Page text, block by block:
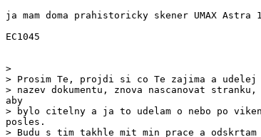
ja mam doma prahistoricky skener UMAX Astra
EC1045
>
> Prosim Te, projdi si co Te zajima a udelej
> Budu s tim takhle mit min prace a